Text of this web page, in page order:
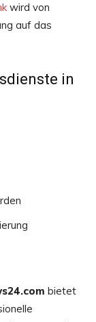
wird von
auf das
in
bietet